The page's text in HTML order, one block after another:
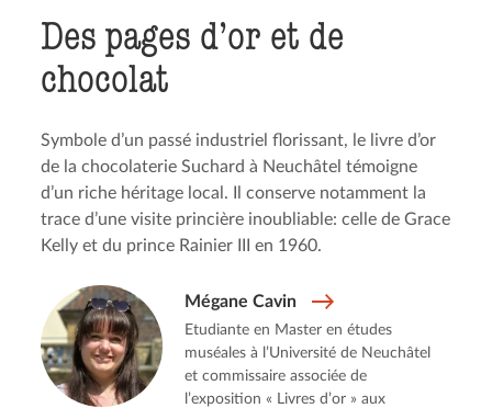
Des pages d’or et de
chocolat
Symbole d’un passé industriel florissant, le livre d’or
de la chocolaterie Suchard à Neuchâtel témoigne
d’un riche héritage local. Il conserve notamment la
trace d’une visite princière inoubliable: celle de Grace
Kelly et du prince Rainier III en 1960.
Mégane Cavin
Etudiante en Master en études
muséales à l’Université de Neuchâtel
et commissaire associée de
l’exposition « Livres d’or » aux